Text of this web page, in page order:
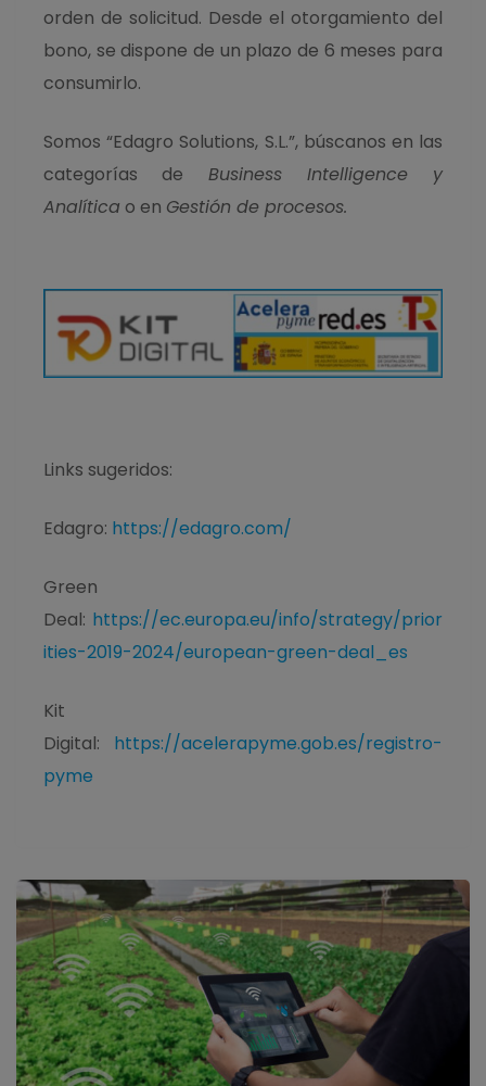
orden de solicitud. Desde el otorgamiento del
bono, se dispone de un plazo de 6 meses para
consumirlo.
Somos “Edagro Solutions, S.L.”, búscanos en las
categorías de Business Intelligence y
Analítica o en Gestión de procesos.
Links sugeridos:
Edagro: https://edagro.com/
Green
Deal: https://ec.europa.eu/info/strategy/prior
ities-2019-2024/european-green-deal_es
Kit
Digital: https://acelerapyme.gob.es/registro-
pyme